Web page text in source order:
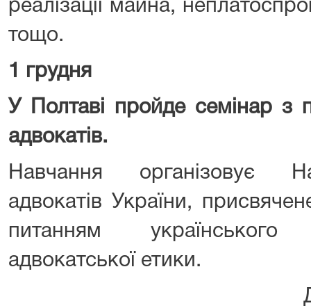
реалізації майна,
тощо.
1 грудня
У Полтаві пройде семінар з
адвокатів.
Навчання організовує
адвокатів України,
питанням
адвокатської етики.